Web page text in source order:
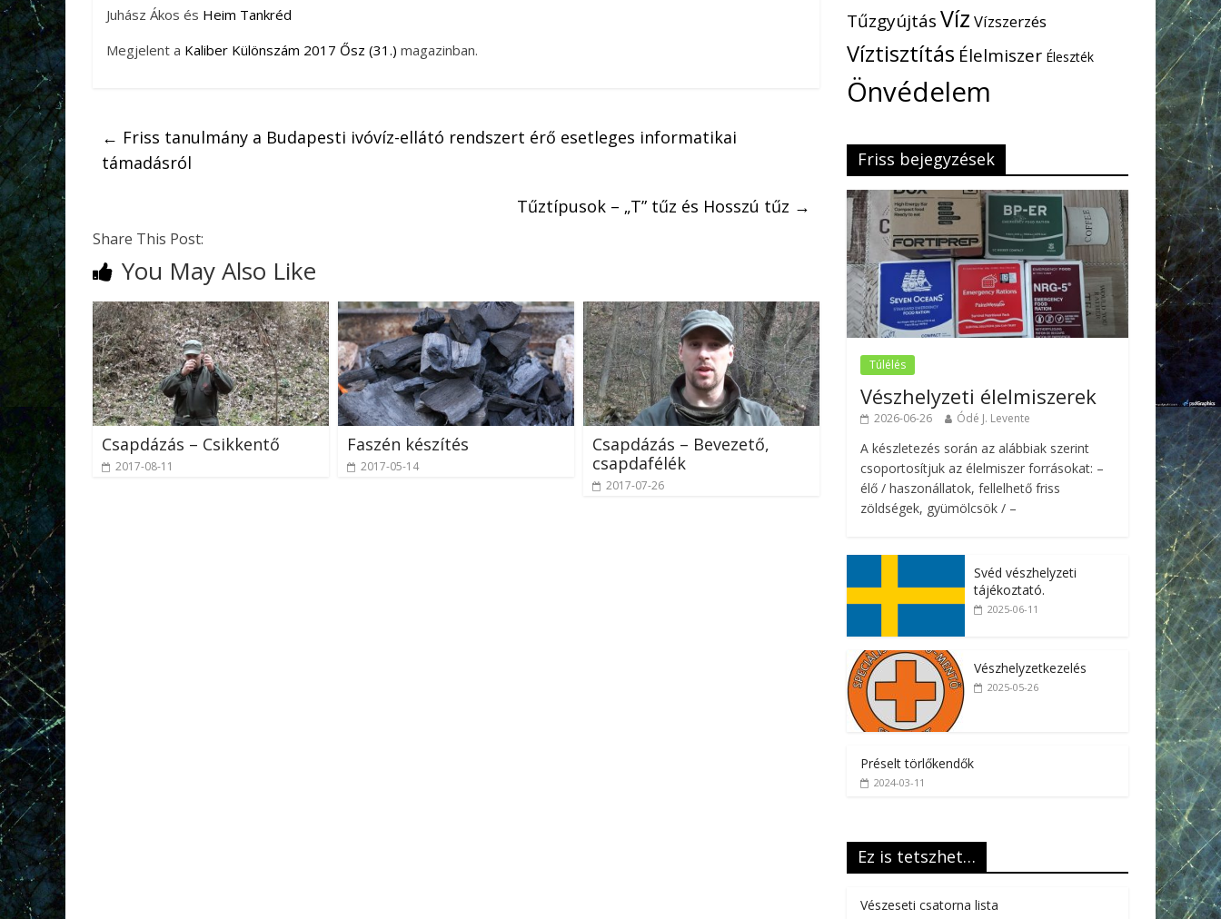
Juhász Ákos és Heim Tankréd
Megjelent a Kaliber Különszám 2017 Ősz (31.) magazinban.
← Friss tanulmány a Budapesti ivóvíz-ellátó rendszert érő esetleges informatikai
támadásról
Tűztípusok – „T” tűz és Hosszú tűz →
Share This Post:
You May Also Like
Csapdázás – Csikkentő
2017-08-11
Faszén készítés
2017-05-14
Csapdázás – Bevezető,
csapdafélék
2017-07-26
TűzgyújtásVíz Vízszerzés
Víztisztítás Élelmiszer Éleszték
Önvédelem
Friss bejegyzések
Túlélés
Vészhelyzeti élelmiszerek
2026-06-26 Ódé J. Levente
A készletezés során az alábbiak szerint
csoportosítjuk az élelmiszer forrásokat: –
élő / haszonállatok, fellelhető friss
zöldségek, gyümölcsök / –
Svéd vészhelyzeti
tájékoztató.
2025-06-11
Vészhelyzetkezelés
2025-05-26
Préselt törlőkendők
2024-03-11
Ez is tetszhet…
Vészeseti csatorna lista